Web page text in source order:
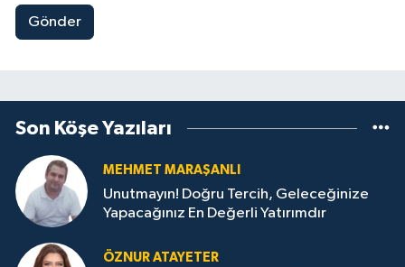
Gönder
Son Köşe Yazıları
MEHMET MARAŞANLI
Unutmayın! Doğru Tercih, Geleceğinize
Yapacağınız En Değerli Yatırımdır
ÖZNUR ATAYETER